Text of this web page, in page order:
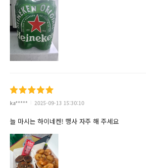
ka***** 2025-09-13 15:30:10
늘 마시는 하이네켄! 행사 자주 해 주세요